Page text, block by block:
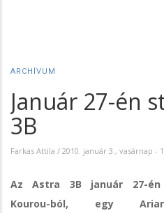
ARCHÍVUM
Január 27-én
3B
Farkas Attila / 2010. január 3., vasárnap -
Az Astra 3B január 27-
Kourou-ból, egy